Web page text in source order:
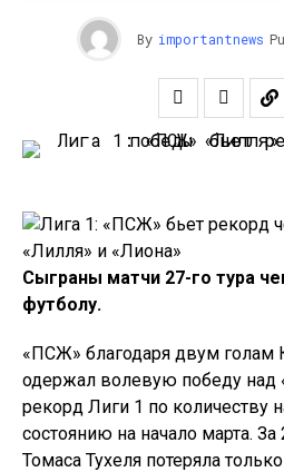
By importantnews
Сыграны матчи 27-го тура
футболу.
«ПСЖ» благодаря двум голам
одержал волевую победу над
рекорд Лиги 1 по количеству
состоянию на начало марта.
Томаса Тухеля потеряла